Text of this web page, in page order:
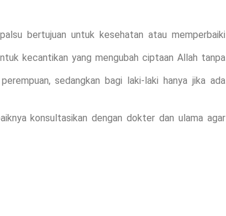
bertujuan untuk kesehatan atau memperbaiki
kecantikan yang mengubah ciptaan Allah tanpa
sedangkan bagi laki-laki hanya jika ada
konsultasikan dengan dokter dan ulama agar